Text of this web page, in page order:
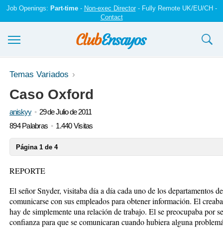
Job Openings: Part-time- Non-exec Director- Fully Remote UK/EU/CH -
Contact
Ensayos y trabajos
Registrarse
Iniciar sesión
Temas Variados
Caso Oxford
aniskyy
29 de Julio de 2011
894 Palabras
1.440 Visitas
Página 1 de 4
REPORTE
El señor Snyder, visitaba día a día cada uno de los departamentos
comunicarse con sus empleados para obtener información. El
hay de simplemente una relación de trabajo. El se preocupaba por
confianza para que se comunicaran cuando hubiera alguna